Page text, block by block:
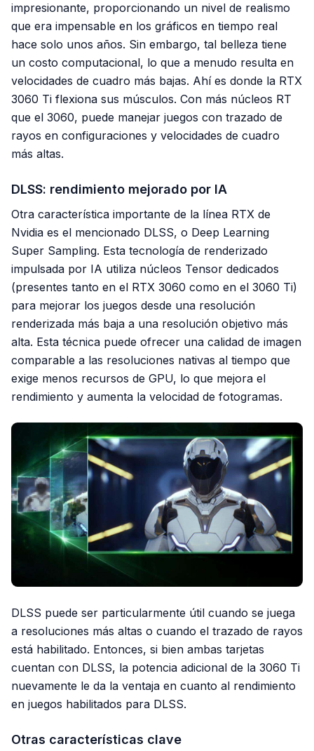
impresionante, proporcionando un nivel de realismo
que era impensable en los gráficos en tiempo real
hace solo unos años. Sin embargo, tal belleza tiene
un costo computacional, lo que a menudo resulta en
velocidades de cuadro más bajas. Ahí es donde la RTX
3060 Ti flexiona sus músculos. Con más núcleos RT
que el 3060, puede manejar juegos con trazado de
rayos en configuraciones y velocidades de cuadro
más altas.
DLSS: rendimiento mejorado por IA
Otra característica importante de la línea RTX de
Nvidia es el mencionado DLSS, o Deep Learning
Super Sampling. Esta tecnología de renderizado
impulsada por IA utiliza núcleos Tensor dedicados
(presentes tanto en el RTX 3060 como en el 3060 Ti)
para mejorar los juegos desde una resolución
renderizada más baja a una resolución objetivo más
alta. Esta técnica puede ofrecer una calidad de imagen
comparable a las resoluciones nativas al tiempo que
exige menos recursos de GPU, lo que mejora el
rendimiento y aumenta la velocidad de fotogramas.
DLSS puede ser particularmente útil cuando se juega
a resoluciones más altas o cuando el trazado de rayos
está habilitado. Entonces, si bien ambas tarjetas
cuentan con DLSS, la potencia adicional de la 3060 Ti
nuevamente le da la ventaja en cuanto al rendimiento
en juegos habilitados para DLSS.
Otras características clave